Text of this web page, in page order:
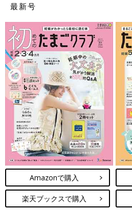
最新号
Amazonで購入
楽天ブックスで購入